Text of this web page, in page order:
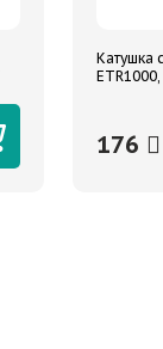
Катушка
176